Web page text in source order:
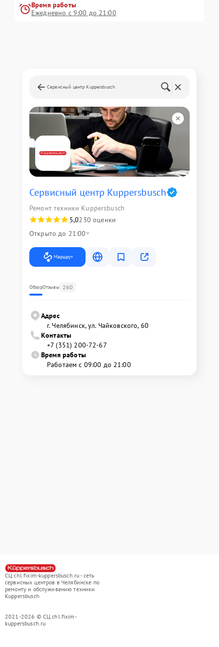
Время работы
Ежедневно с 9:00 до 21:00
Сервисный центр Kuppersbusch
Сервисный центр Kuppersbusch
Ремонт техники Kuppersbusch
5,0230 оценки
Открыто до 21:00
Маршрут
ОбзорОтзывы 260
Адрес
г. Челябинск, ул. Чайковского, 60
Контакты
+7 (351) 200-72-67
Время работы
Работаем с 09:00 до 21:00
СЦ chl.fixim-kuppersbusch.ru - сеть
сервисных центров в Челябинске по
ремонту и обслуживанию техники
Kuppersbusch
2021-2026 © СЦ chl.fixim-
kuppersbusch.ru